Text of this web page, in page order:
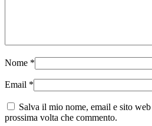
Nome *
Email *
Salva il mio nome, email e sito
prossima volta che commento.